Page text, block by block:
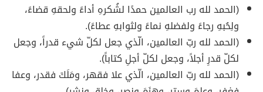
(الحمد لله رب العالمين حمدًا لشُكرهِ أداءً ولحقهِ قضاءً،
ولِحُبهِ رجاءً ولفضلهِ نماءً ولثوابهِ عطاءً).
(الحمد لله ربّ العالمين، الّذي جعل لكلّ شيء قدراً، وجعل
لكلّ قدرِ أجلاً، وجعل لكلّ أجلِ كتاباً).
(الحمد لله ربّ العالمين، الّذي علا فقهر، ومَلَكَ فقدر، وعفا